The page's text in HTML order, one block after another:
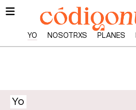
YO NOSOTRXS PLANES
Yo